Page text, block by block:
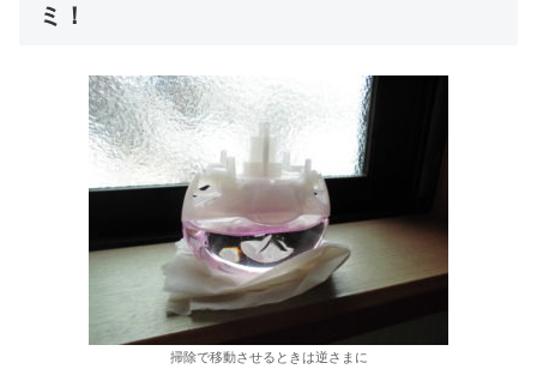
ミ！
掃除で移動させるときは逆さまに